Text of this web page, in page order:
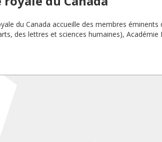
du Canada accueille des membres éminents
des lettres et sciences humaines), Académie